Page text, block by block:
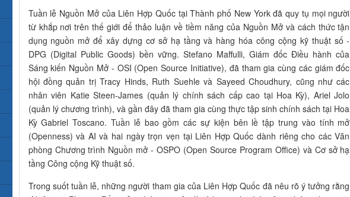
Tuần lễ Nguồn Mở của Liên Hợp Quốc tại Thành phố New York đã quy tụ mọi người
từ khắp nơi trên thế giới để thảo luận về tiềm năng của Nguồn Mở và cách thức tận
dụng nguồn mở để xây dựng cơ sở hạ tầng và hàng hóa công cộng kỹ thuật số -
DPG (Digital Public Goods) bền vững. Stefano Maffulli, Giám đốc Điều hành của
Sáng kiến Nguồn Mở - OSI (Open Source Initiative), đã tham gia cùng các giám đốc
hội đồng quản trị Tracy Hinds, Ruth Suehle và Sayeed Choudhury, cũng như các
nhân viên Katie Steen-James (quản lý chính sách cấp cao tại Hoa Kỳ), Ariel Jolo
(quản lý chương trình), và gần đây đã tham gia cùng thực tập sinh chính sách tại Hoa
Kỳ Gabriel Toscano. Tuần lễ bao gồm các sự kiện bên lề tập trung vào tính mở
(Openness) và AI và hai ngày trọn vẹn tại Liên Hợp Quốc dành riêng cho các Văn
phòng Chương trình Nguồn mở - OSPO (Open Source Program Office) và Cơ sở hạ
tầng Công cộng Kỹ thuật số.
Trong suốt tuần lễ, những người tham gia của Liên Hợp Quốc đã nêu rõ ý tưởng rằng